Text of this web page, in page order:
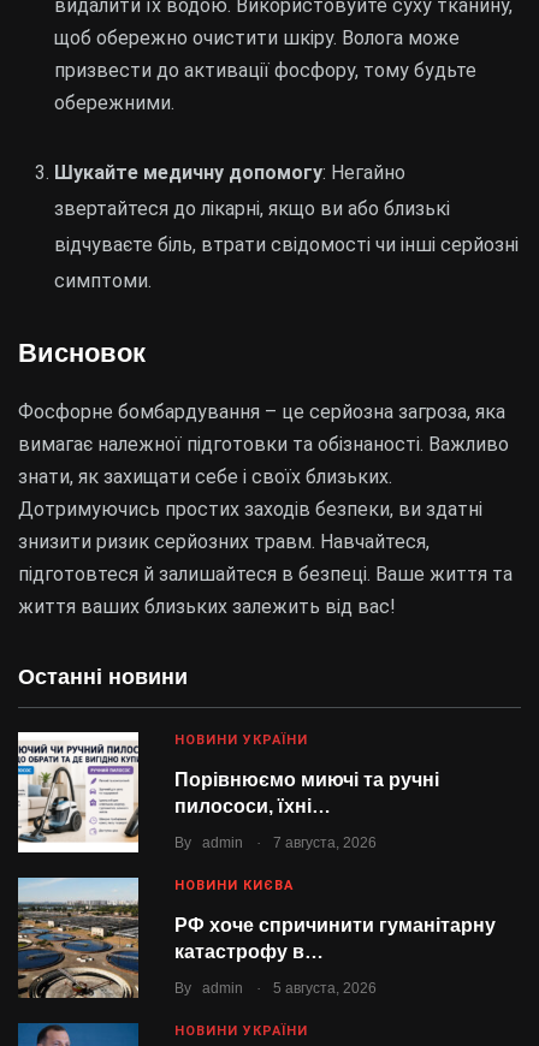
Останні новини
НОВИНИ УКРАЇНИ
Порівнюємо миючі та ручні
пилососи, їхні…
By admin . 7 августа, 2026
НОВИНИ КИЄВА
РФ хоче спричинити гуманітарну
катастрофу в…
By admin . 5 августа, 2026
НОВИНИ УКРАЇНИ
видалити їх водою. Використовуйте суху тканину,
щоб обережно очистити шкіру. Волога може
призвести до активації фосфору, тому будьте
обережними.
Шукайте медичну допомогу: Негайно
звертайтеся до лікарні, якщо ви або близькі
відчуваєте біль, втрати свідомості чи інші серйозні
симптоми.
Висновок
Фосфорне бомбардування – це серйозна загроза, яка
вимагає належної підготовки та обізнаності. Важливо
знати, як захищати себе і своїх близьких.
Дотримуючись простих заходів безпеки, ви здатні
знизити ризик серйозних травм. Навчайтеся,
підготовтеся й залишайтеся в безпеці. Ваше життя та
життя ваших близьких залежить від вас!